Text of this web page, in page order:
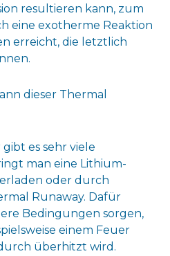
resultieren kann, zum
eine exotherme Reaktion
erreicht, die letztlich
dieser Thermal
es sehr viele
man eine Lithium-
oder durch
Runaway. Dafür
Bedingungen sorgen,
einem Feuer
überhitzt wird.